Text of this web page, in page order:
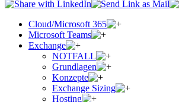
Cloud/Microsoft 365
Microsoft Teams
Exchange
NOTFALL
Grundlagen
Konzepte
Exchange Sizing
Hosting